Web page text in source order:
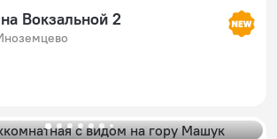
Вокзальной 2